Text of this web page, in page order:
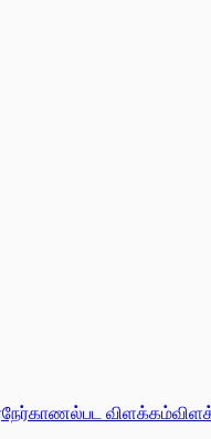
நேர்காணல்பட விளக்கம்